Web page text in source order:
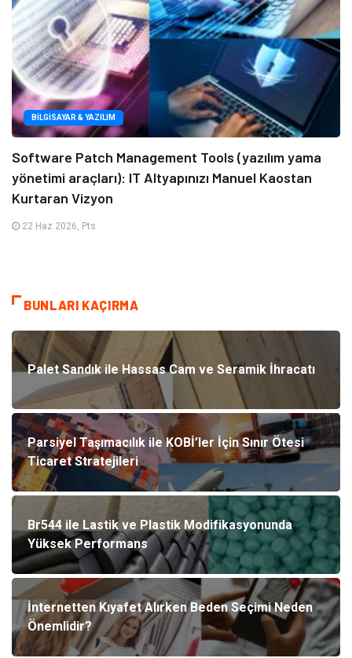
BILGISAYAR & YAZILIM
Software Patch Management Tools (yazılım yama
yönetimi araçları): IT Altyapınızı Manuel Kaostan
Kurtaran Vizyon
22 Haz 2026, Pts
BUNLARI KAÇIRMA
Palet Sandık ile Hassas Cam ve Seramik İhracatı
Parsiyel Taşımacılık ile KOBİ’ler İçin Sınır Ötesi
Ticaret Stratejileri
Br544 ile Lastik ve Plastik Modifikasyonunda
Yüksek Performans
İnternetten Kıyafet Alırken Beden Seçimi Neden
Önemlidir?